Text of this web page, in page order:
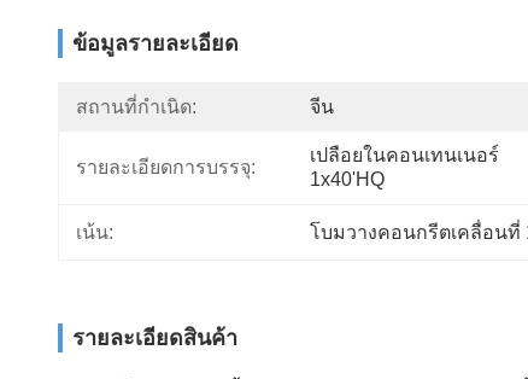
ข้อมูลรายละเอียด
สถานที่กำเนิด: จีน
รายละเอียดการบรรจุ:
เปลือยในคอนเทนเนอร์
1x40'HQ
เน้น: โบมวางคอนกรีตเคลื่อนที่
รายละเอียดสินค้า